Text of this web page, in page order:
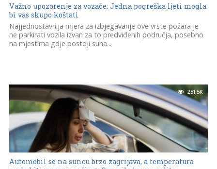
Važno upozorenje za vozače: Jedna pogreška ljeti mogla
bi vas skupo koštati
Najjednostavnija mjera za izbjegavanje ove vrste požara je
ne parkirati vozila izvan za to predviđenih područja, posebno
na mjestima gdje postoji suha...
251.5K
Automobil se na suncu brzo zagrijava, a temperatura